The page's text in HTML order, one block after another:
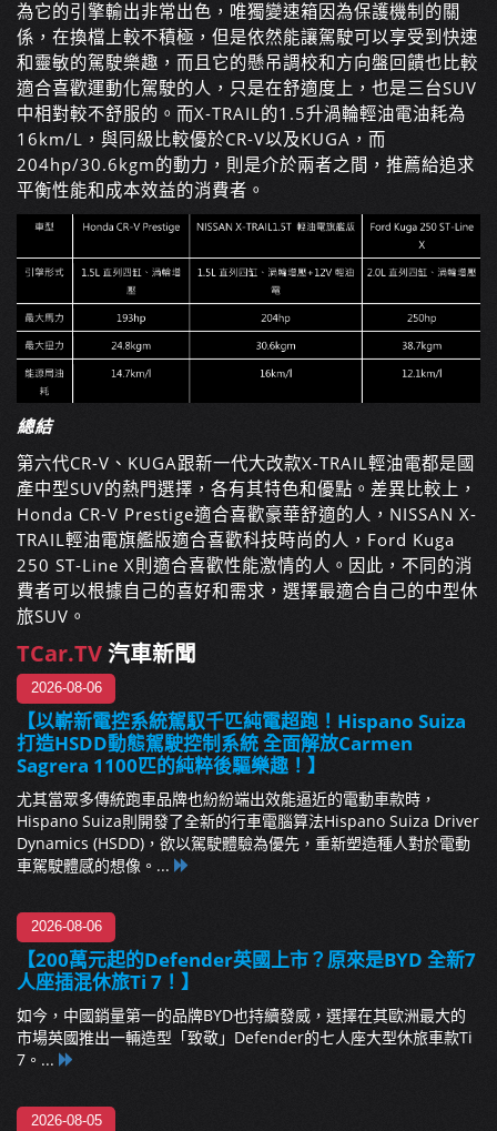
為它的引擎輸出非常出色，唯獨變速箱因為保護機制的關
係，在換檔上較不積極，但是依然能讓駕駛可以享受到快速
和靈敏的駕駛樂趣，而且它的懸吊調校和方向盤回饋也比較
適合喜歡運動化駕駛的人，只是在舒適度上，也是三台SUV
中相對較不舒服的。而X-TRAIL的1.5升渦輪輕油電油耗為
16km/L ，與同級比較優於CR-V以及KUGA ，而
204hp/30.6kgm的動力，則是介於兩者之間，推薦給追求
平衡性能和成本效益的消費者。
總結
第六代CR-V 、 KUGA跟新一代大改款X-TRAIL輕油電都是國
產中型SUV的熱門選擇，各有其特色和優點。差異比較上，
Honda CR-V Prestige適合喜歡豪華舒適的人， NISSAN X-
TRAIL輕油電旗艦版適合喜歡科技時尚的人， Ford Kuga
250 ST-Line X則適合喜歡性能激情的人。因此，不同的消
費者可以根據自己的喜好和需求，選擇最適合自己的中型休
旅SUV 。
TCar.TV汽車新聞
2026-08-06
【以嶄新電控系統駕馭千匹純電超跑！Hispano Suiza
打造HSDD動態駕駛控制系統 全面解放Carmen
Sagrera 1100匹的純粹後驅樂趣！】
尤其當眾多傳統跑車品牌也紛紛端出效能逼近的電動車款時，
Hispano Suiza則開發了全新的行車電腦算法Hispano Suiza Driver
Dynamics (HSDD)，欲以駕駛體驗為優先，重新塑造種人對於電動
車駕駛體感的想像。...
2026-08-06
【200萬元起的Defender英國上市？原來是BYD 全新7
人座插混休旅Ti 7！】
如今，中國銷量第一的品牌BYD也持續發威，選擇在其歐洲最大的
市場英國推出一輛造型「致敬」Defender的七人座大型休旅車款Ti
7。...
2026-08-05